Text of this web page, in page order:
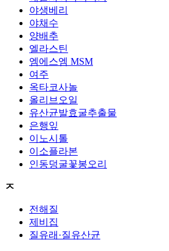
야생베리
야채수
양배추
엘라스틴
엠에스엠 MSM
여주
옥타코사놀
올리브오일
유산균발효굴추출물
은행잎
이노시톨
이소플라본
인동덩굴꽃봉오리
ㅈ
전해질
제비집
질유래·질유산균